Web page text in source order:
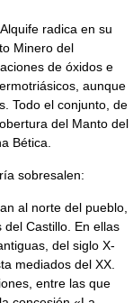
radica en su
Minero del
de óxidos e
aunque
Todo el conjunto, de
del Manto del
Bética.
sobresalen:
al norte del pueblo,
Castillo. En ellas
del siglo X-
mediados del XX.
entre las que